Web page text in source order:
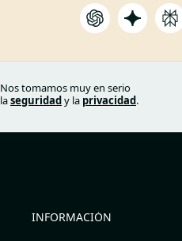
Nos tomamos muy en serio
laseguridady la privacidad.
INFORMACIÓN